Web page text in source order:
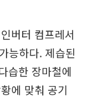
버터 컴프레서
능하다. 제습된
습한 장마철에
에 맞춰 공기